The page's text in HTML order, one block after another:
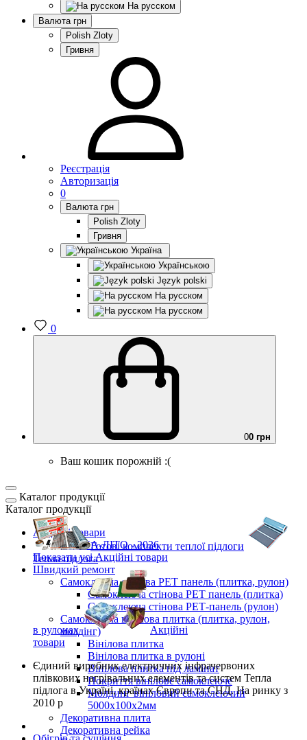
На русском
Валюта грн
Polish Zloty
Гривня
Реєстрація
Авторизація
0
Валюта грн
Polish Zloty
Гривня
Україна
Українською
Język polski
На русском
На русском
0
00 грн
Ваш кошик порожній :(
Каталог продукції
Каталог продукції
Акційні товари
ВЕСНА-ЛІТО - 2026
Показати усі Акційні товари
Швидкий ремонт
Самоклеюча стінова PET панель (плитка, рулон)
Самоклеюча стінова PET панель (плитка)
Самоклеюча стінова РЕТ-панель (рулон)
Самоклеюча вінілова плитка (плитка, рулон,
молдінг)
Вінілова плитка
Вінілова плитка в рулоні
Вінілова плитка під ламінат
Покриття вінілове самоклеюче
Молдинг вініловий самоклеючий
5000х100х2мм
Декоративна плита
Декоративна рейка
Готові комплекти теплої підлоги
Тепла підлога
в рулонах
Акційні
товари
Єдиний виробникелектричних інфрачервоних
плівкових нагрівальних елементів та систем Тепла
підлога в Україні, країнах Європи та СНД.На ринку з
2010 р